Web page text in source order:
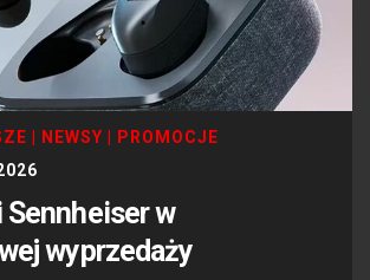
NEWSY
PROMOCJE
Sennheiser w
wyprzedaży